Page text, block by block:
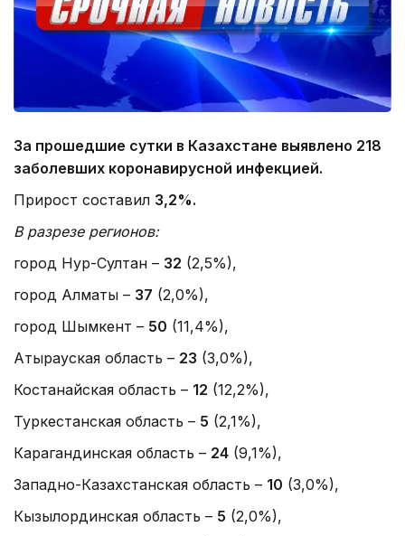
За прошедшие сутки в Казахстане выявлено 218
заболевших коронавирусной инфекцией.
Прирост составил 3,2%.
В разрезе регионов:
город Нур-Султан – 32 (2,5%),
город Алматы – 37 (2,0%),
город Шымкент – 50 (11,4%),
Атырауская область – 23 (3,0%),
Костанайская область – 12 (12,2%),
Туркестанская область – 5 (2,1%),
Карагандинская область – 24 (9,1%),
Западно-Казахстанская область – 10 (3,0%),
Кызылординская область – 5 (2,0%),